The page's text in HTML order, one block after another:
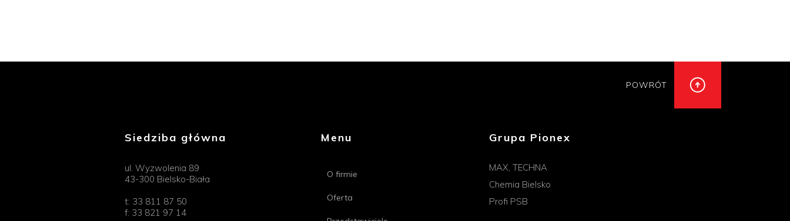
POWRÓT
Siedziba główna
ul. Wyzwolenia 89
43-300 Bielsko-Biała
t: 33 811 87 50
f: 33 821 97 14
Menu
O firmie
Oferta
Grupa Pionex
MAX, TECHNA
Chemia Bielsko
Profi PSB